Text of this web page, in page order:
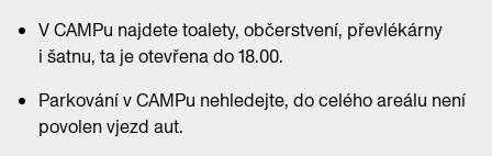
V CAMPu najdete toalety, občerstvení, převlékárny
i šatnu, ta je otevřena do 18.00.
Parkování v CAMPu nehledejte, do celého areálu není
povolen vjezd aut.